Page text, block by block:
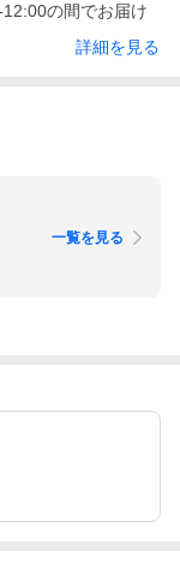
の間でお届け
詳細を見る
一覧を見る